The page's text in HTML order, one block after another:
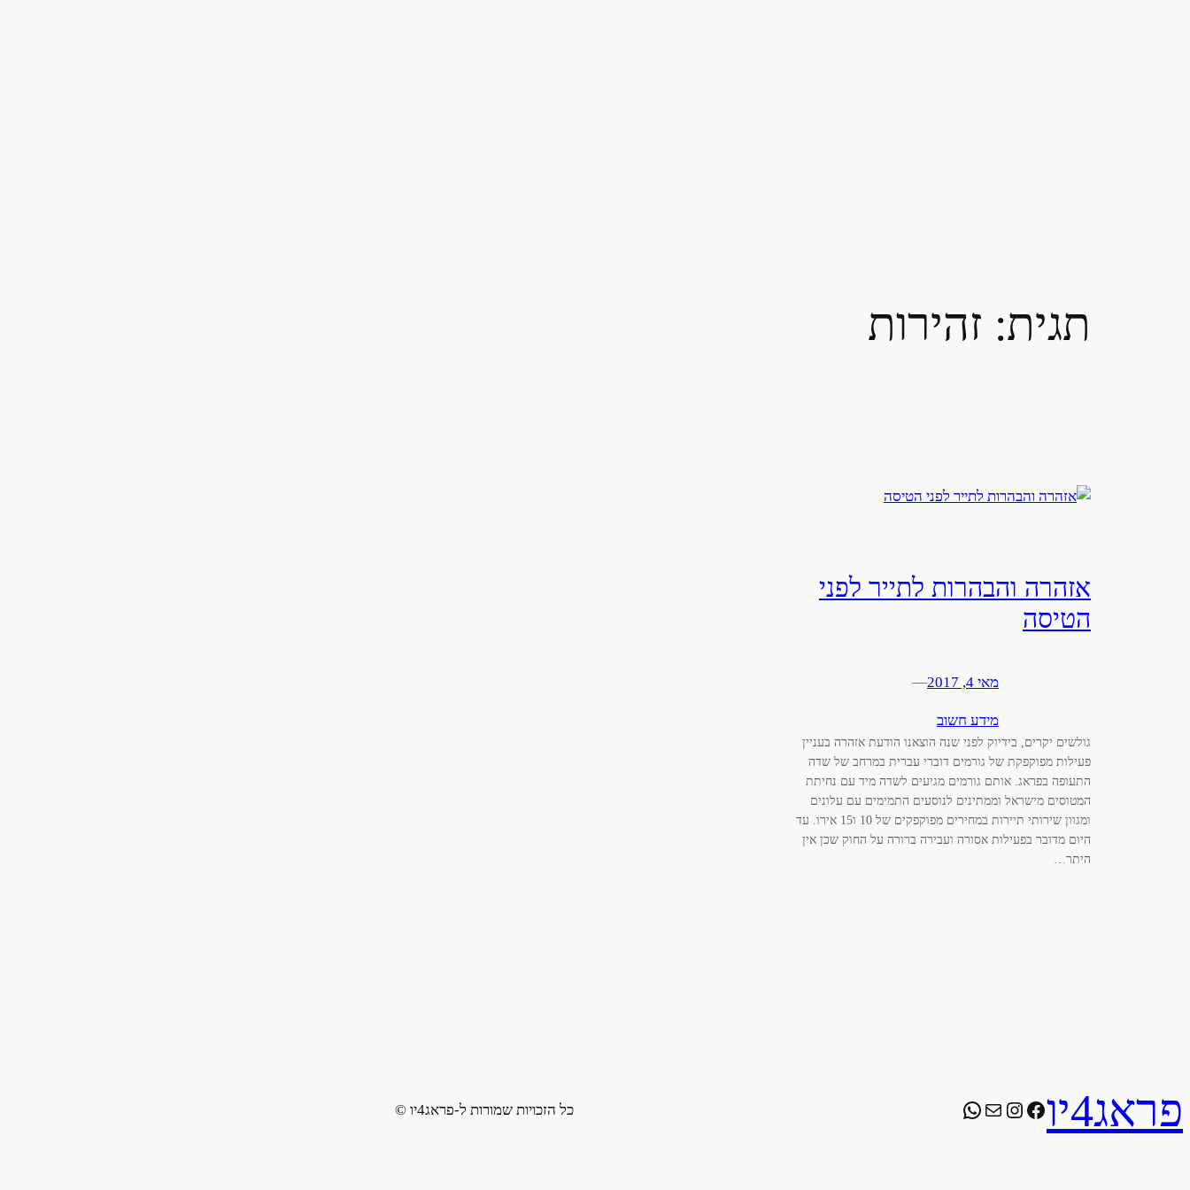
תגית: זהירות
אזהרה והבהרות לתייר לפני
הטיסה
מאי 4, 2017 —
מידע חשוב
גולשים יקרים, בידיוק לפני שנה הוצאנו הודעת אזהרה בעניין
פעילות מפוקפקת של גורמים דוברי עברית במרחב של שדה
התעופה בפראג. אותם גורמים מגיעים לשדה מיד עם נחיתת
המטוסים מישראל וממתינים לנוסעים התמימים עם עלונים
ומגוון שירותי תיירות במחירים מפוקפקים של 10 ו15 אירו. עד
היום מדובר בפעילות אסורה ועבירה ברורה על החוק שכן אין
היתר…
פראג4יו Facebook
Instagram
Mail
WhatsApp כל הזכויות שמורות ל-פראג4יו ©